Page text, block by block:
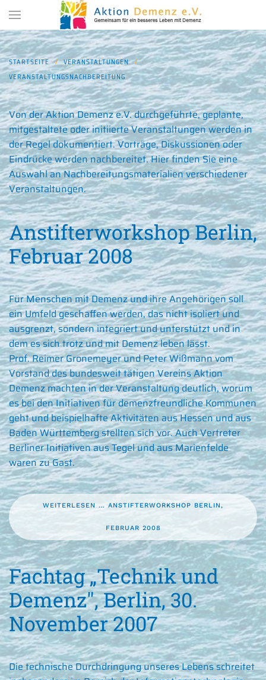
Zum Hauptinhalt springen
STARTSEITE
VERANSTALTUNGEN
VERANSTALTUNGSNACHBEREITUNG
Von der Aktion Demenz e.V. durchgeführte, geplante,
mitgestaltete oder initiierte Veranstaltungen werden in
der Regel dokumentiert. Vorträge, Diskussionen oder
Eindrücke werden nachbereitet. Hier finden Sie eine
Auswahl an Nachbereitungsmaterialien verschiedener
Veranstaltungen.
Anstifterworkshop Berlin,
Februar 2008
Für Menschen mit Demenz und ihre Angehörigen soll
ein Umfeld geschaffen werden, das nicht isoliert und
ausgrenzt, sondern integriert und unterstützt und in
dem es sich trotz und mit Demenz leben lässt.
Prof. Reimer Gronemeyer und Peter Wißmann vom
Vorstand des bundesweit tätigen Vereins Aktion
Demenz machten in der Veranstaltung deutlich, worum
es bei den Initiativen für demenzfreundliche Kommunen
geht und beispielhafte Aktivitäten aus Hessen und aus
Baden Württemberg stellten sich vor. Auch Vertreter
Berliner Initiativen aus Tegel und aus Marienfelde
waren zu Gast.
WEITERLESEN … ANSTIFTERWORKSHOP BERLIN,
FEBRUAR 2008
Fachtag „Technik und
Demenz", Berlin, 30.
November 2007
Die technische Durchdringung unseres Lebens schreitet